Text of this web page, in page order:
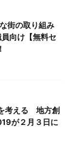
街の取り組み
向け【無料セ
考える 地方創
が２月３日に